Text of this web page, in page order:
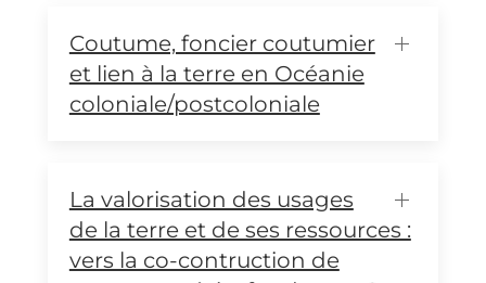
Coutume, foncier coutumier
et lien à la terre en Océanie
coloniale/postcoloniale
La valorisation des usages
de la terre et de ses ressources :
vers la co-contruction de